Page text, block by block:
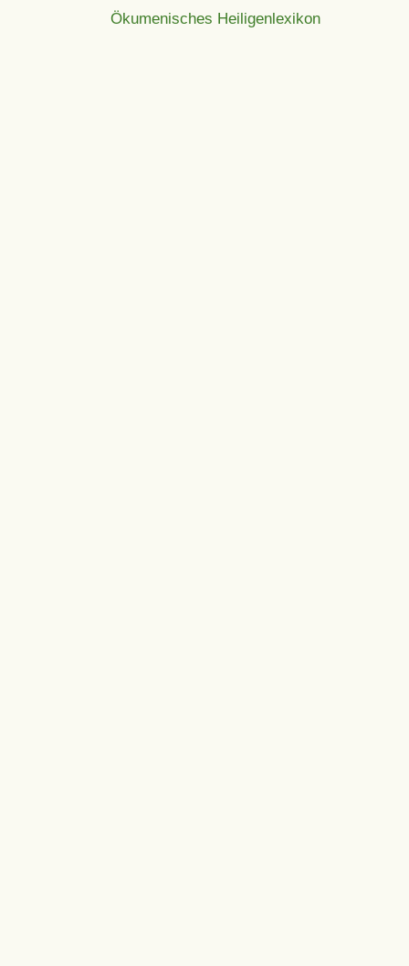
Ökumenisches Heiligenlexikon